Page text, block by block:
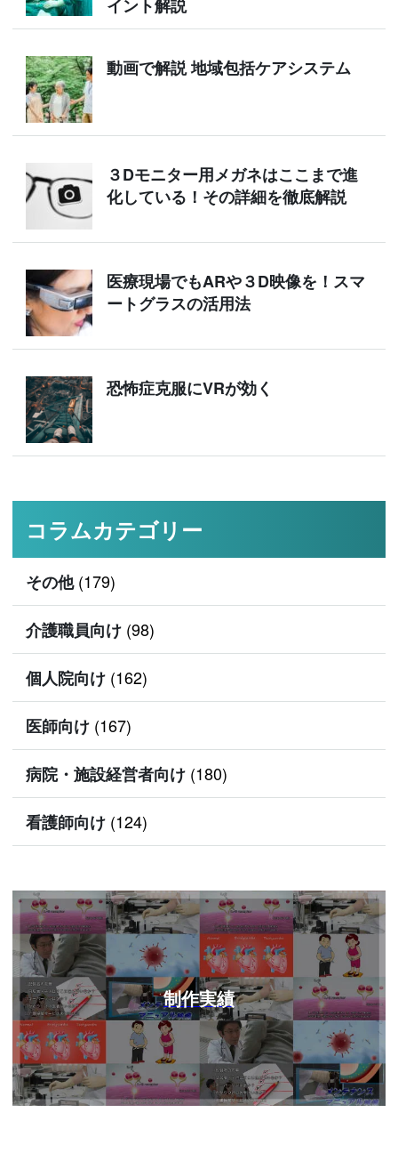
イント解説
動画で解説 地域包括ケアシステム
３Dモニター用メガネはここまで進
化している！その詳細を徹底解説
医療現場でもARや３D映像を！スマ
ートグラスの活用法
恐怖症克服にVRが効く
コラムカテゴリー
その他(179)
介護職員向け (98)
個人院向け (162)
医師向け (167)
病院・施設経営者向け (180)
看護師向け (124)
制作実績